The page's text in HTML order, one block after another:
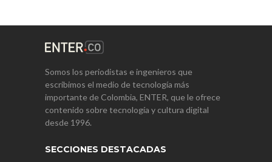
Somos los periodistas e ingenieros que
escribimos el medio de tecnología más
importante de Colombia, ENTER, que le ofrece
contenido sobre tecnología y cultura digital
desde 1996.
SECCIONES DESTACADAS